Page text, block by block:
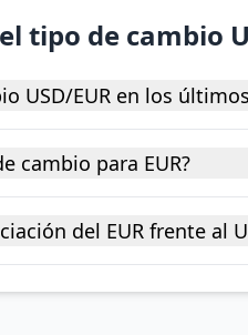
tipo de cambio
USD/EUR en los
cambio para EUR?
del EUR frente al